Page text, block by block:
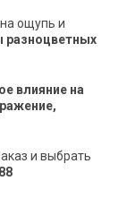
ощупь и
разноцветных
влияние на
и выбрать